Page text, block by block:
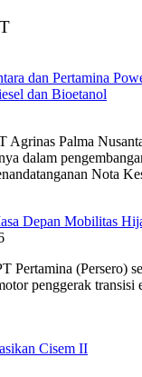
dan Pertamina
dan Bioetanol
Agrinas Palma
dalam
Nota
Depan Mobilitas
Pertamina (Persero)
penggerak transisi
Cisem II